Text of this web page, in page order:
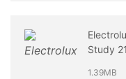
Study
1.39MB